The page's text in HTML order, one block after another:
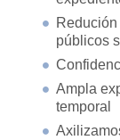
públicos
Ampla
temporal